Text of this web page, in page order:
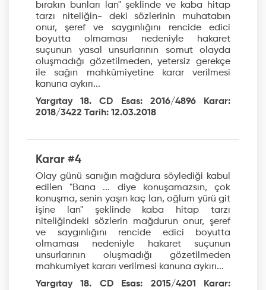
bırakın bunları lan" şeklinde ve kaba hitap
tarzı niteliğin- deki sözlerinin muhatabın
onur, şeref ve saygınlığını rencide edici
boyutta olmaması nedeniyle hakaret
suçunun yasal unsurlarının somut olayda
oluşmadığı gözetilmeden, yetersiz gerekçe
ile sağın mahkûmiyetine karar verilmesi
kanuna aykırı...
Yargıtay 18. CD Esas: 2016/4896 Karar:
2018/3422 Tarih: 12.03.2018
Karar #4
Olay günü sanığın mağdura söylediği kabul
edilen "Bana ... diye konuşamazsın, çok
konuşma, senin yaşın kaç lan, oğlum yürü git
işine lan" şeklinde kaba hitap tarzı
niteliğindeki sözlerin mağdurun onur, şeref
ve saygınlığını rencide edici boyutta
olmaması nedeniyle hakaret suçunun
unsurlarının oluşmadığı gözetilmeden
mahkumiyet kararı verilmesi kanuna aykırı...
Yargıtay 18. CD Esas: 2015/4201 Karar: